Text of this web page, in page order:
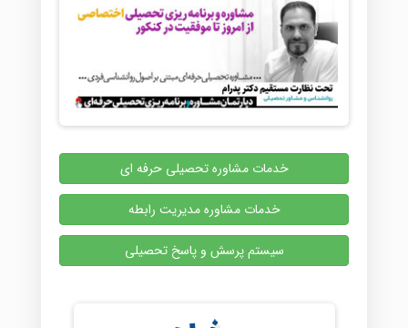
خدمات مشاوره تحصیلی حرفه ای
خدمات مشاوره مدیریت رابطه
سیستم پرسش و پاسخ تحصیلی